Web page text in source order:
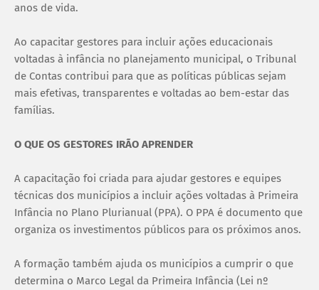
anos de vida.
Ao capacitar gestores para incluir ações educacionais
voltadas à infância no planejamento municipal, o Tribunal
de Contas contribui para que as políticas públicas sejam
mais efetivas, transparentes e voltadas ao bem-estar das
famílias.
O QUE OS GESTORES IRÃO APRENDER
A capacitação foi criada para ajudar gestores e equipes
técnicas dos municípios a incluir ações voltadas à Primeira
Infância no Plano Plurianual (PPA). O PPA é documento que
organiza os investimentos públicos para os próximos anos.
A formação também ajuda os municípios a cumprir o que
determina o Marco Legal da Primeira Infância (Lei nº